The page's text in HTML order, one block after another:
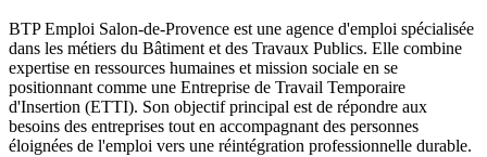
BTP Emploi Salon-de-Provence est une agence d'emploi spécialisée
dans les métiers du Bâtiment et des Travaux Publics. Elle combine
expertise en ressources humaines et mission sociale en se
positionnant comme une Entreprise de Travail Temporaire
d'Insertion (ETTI). Son objectif principal est de répondre aux
besoins des entreprises tout en accompagnant des personnes
éloignées de l'emploi vers une réintégration professionnelle durable.